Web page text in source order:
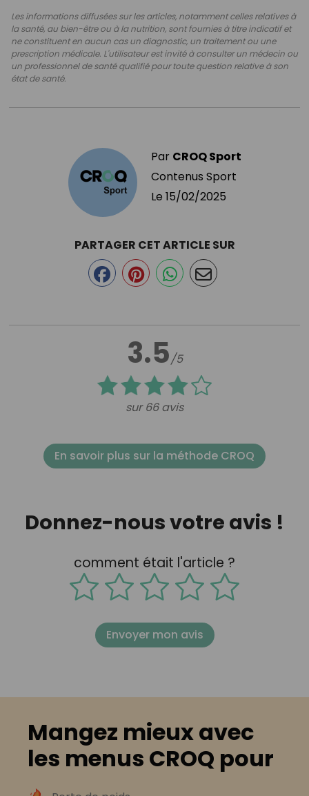
Les informations diffusées sur les articles, notamment celles relatives à
la santé, au bien-être ou à la nutrition, sont fournies à titre indicatif et
ne constituent en aucun cas un diagnostic, un traitement ou une
prescription médicale. L'utilisateur est invité à consulter un médecin ou
un professionnel de santé qualifié pour toute question relative à son
état de santé.
Par CROQ Sport
Contenus Sport
Le 15/02/2025
3.5/5
sur 66 avis
PARTAGER CET ARTICLE SUR
En savoir plus sur la méthode CROQ
Donnez-nous votre avis !
comment était l'article ?
Envoyer mon avis
Mangez mieux avec
les menus CROQ pour